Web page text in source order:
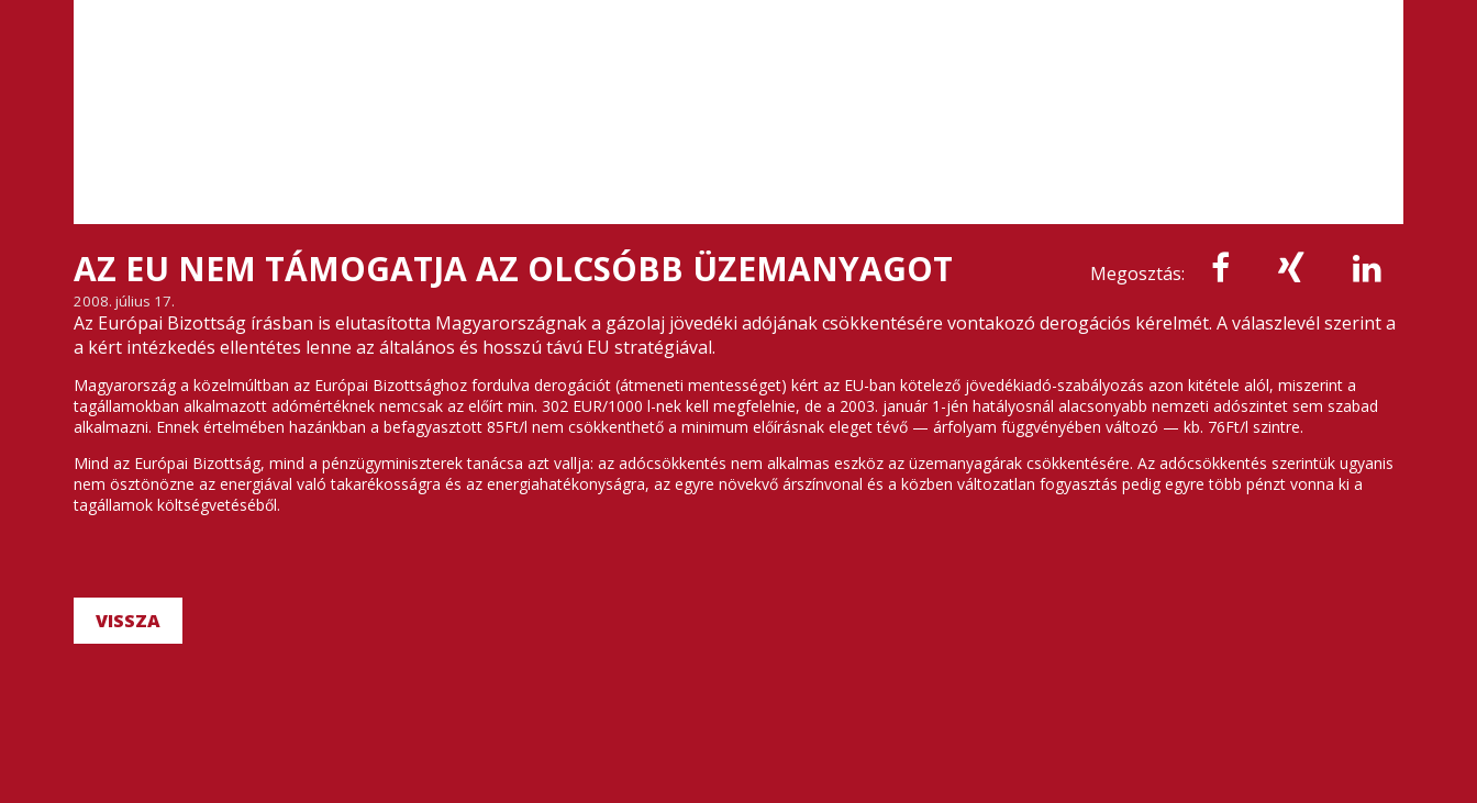
Megosztás:
AZ EU NEM TÁMOGATJA AZ OLCSÓBB ÜZEMANYAGOT
2008. július 17.
Az Európai Bizottság írásban is elutasította Magyarországnak a gázolaj jövedéki adójának csökkentésére vontakozó derogációs kérelmét. A válaszlevél szerint a
a kért intézkedés ellentétes lenne az általános és hosszú távú EU stratégiával.
Magyarország a közelmúltban az Európai Bizottsághoz fordulva derogációt (átmeneti mentességet) kért az EU-ban kötelező jövedékiadó-szabályozás azon kitétele alól, miszerint a
tagállamokban alkalmazott adómértéknek nemcsak az előírt min. 302 EUR/1000 l-nek kell megfelelnie, de a 2003. január 1-jén hatályosnál alacsonyabb nemzeti adószintet sem szabad
alkalmazni. Ennek értelmében hazánkban a befagyasztott 85Ft/l nem csökkenthető a minimum előírásnak eleget tévő — árfolyam függvényében változó — kb. 76Ft/l szintre.
Mind az Európai Bizottság, mind a pénzügyminiszterek tanácsa azt vallja: az adócsökkentés nem alkalmas eszköz az üzemanyagárak csökkentésére. Az adócsökkentés szerintük ugyanis
nem ösztönözne az energiával való takarékosságra és az energiahatékonyságra, az egyre növekvő árszínvonal és a közben változatlan fogyasztás pedig egyre több pénzt vonna ki a
tagállamok költségvetéséből.
VISSZA